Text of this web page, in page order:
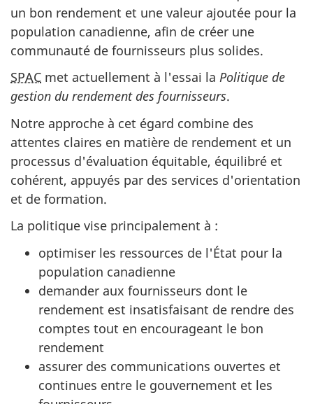
un bon rendement et une valeur ajoutée pour la
population canadienne, afin de créer une
communauté de fournisseurs plus solides.
SPAC met actuellement à l'essai la Politique de
gestion du rendement des fournisseurs.
Notre approche à cet égard combine des
attentes claires en matière de rendement et un
processus d'évaluation équitable, équilibré et
cohérent, appuyés par des services d'orientation
et de formation.
La politique vise principalement à :
optimiser les ressources de l'État pour la
population canadienne
demander aux fournisseurs dont le
rendement est insatisfaisant de rendre des
comptes tout en encourageant le bon
rendement
assurer des communications ouvertes et
continues entre le gouvernement et les